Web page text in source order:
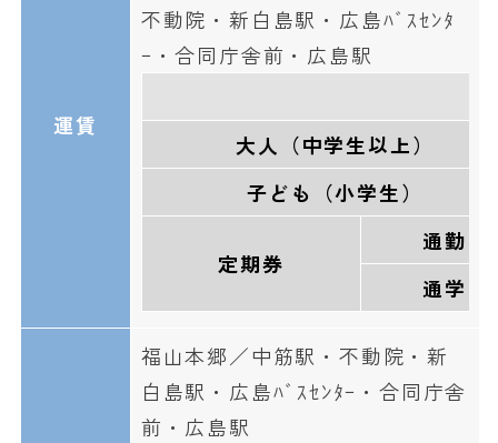
運賃
不動院・新白島駅・広島ﾊﾞｽｾﾝﾀ
ｰ・合同庁舎前・広島駅
大人（中学生以上）
子ども（小学生）
定期券
通勤
通学
福山本郷／中筋駅・不動院・新
白島駅・広島ﾊﾞｽｾﾝﾀｰ・合同庁舎
前・広島駅